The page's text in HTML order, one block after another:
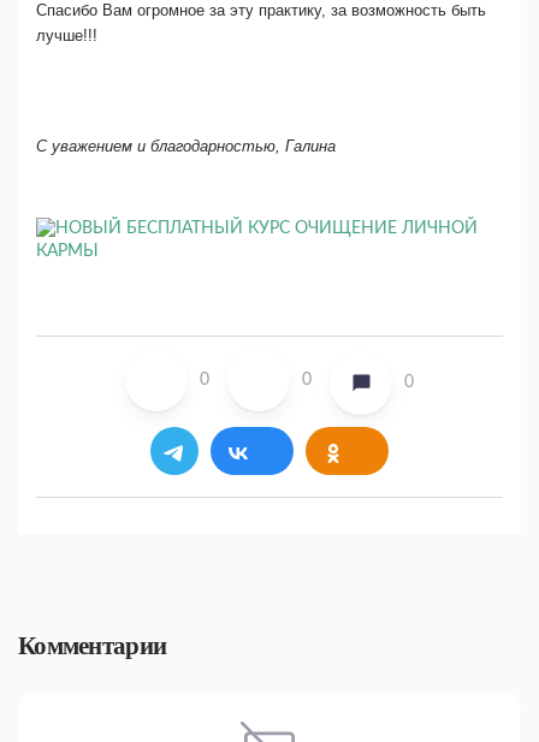
Спасибо Вам огромное за эту практику, за возможность быть
лучше!!!
С уважением и благодарностью, Галина
0 0 0
Комментарии